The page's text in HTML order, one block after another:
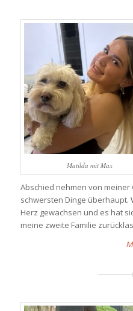
Matilda mit Max
Abschied nehmen von
schwersten Dinge überhaupt.
Herz gewachsen und es hat
meine zweite Familie